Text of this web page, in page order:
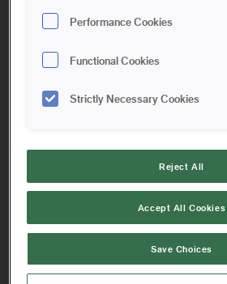
storlekar med 2, 3 eller 4 rader stålborst.
RELATERADE PRODUKTER:
Performance Cookies
Functional Cookies
Strictly Necessary Cookies
Reject All
Accept All Cookies
Save Choices